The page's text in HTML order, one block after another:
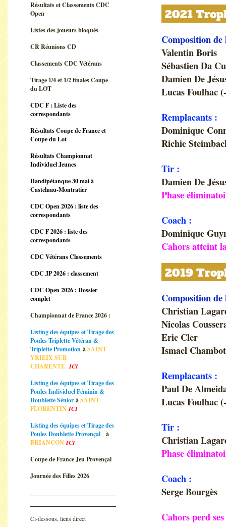
Résultats et Classements CDC
Open
Listes des joueurs bloqués
CR Réunions CD
Classements CDC Vétérans
Tirage 1/4 et 1/2 finales Coupe
du LOT
CDC F : Liste des
correspondants
Résultats Coupe de France et
Coupe du Lot
Résultats Championnat
Individuel Jeunes
Handipétanque 30 mai à
Castelnau-Montratier
CDC Open 2026 : liste des
correspondants
CDC F 2026 : liste des
correspondants
CDC Vétérans Classements
CDC JP 2026 : classement
CDC Open 2026 : Dossier
complet
Championnat de France 2026 :
Listing des équipes et Tirage des
Poules Triplette Vétéran &
Triplette Promotion àSAINT
YRIEIX SUR
CHARENTEICI
Listing des équipes et Tirage des
Poules Individuel Féminin &
Doublette Sénior àSAINT
FLORENTINICI
Listing des équipes et Tirage des
Poules Doublette Provençal
à
BRIANCONICI
Coupe de France Jeu Provençal
Journée des Filles 2026
Ci-dessous, liens direct
2021
Composition
Valentin Boris
Sébastien Da
Damien De
Lucas Foulhac
Remplacants :
Dominique
Richie
Tir :
Damien De
Phase
Coach :
Dominique
Cahors atteint
2019
Composition
Christian
Nicolas
Eric Cler
Ismael
Remplacants :
Paul De
Lucas Foulhac
Tir :
Christian
Phase
Coach :
Serge Bourgès
Cahors perd